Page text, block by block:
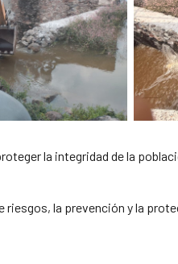
la integridad de la
la prevención y la